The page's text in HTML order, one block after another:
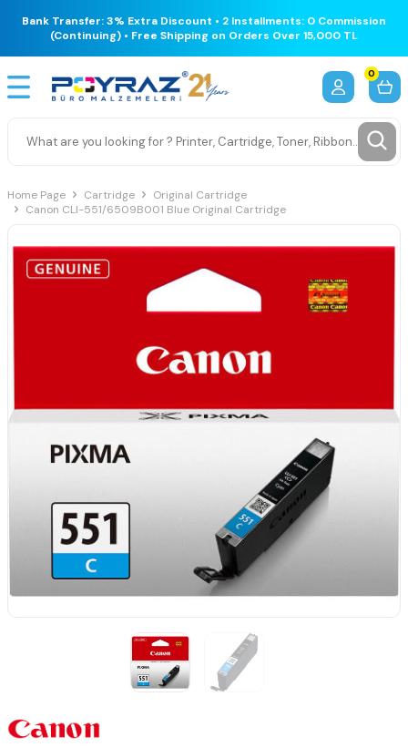
Bank Transfer: 3% Extra Discount • 2 Installments: 0 Commission
(Continuing) • Free Shipping on Orders Over 15,000 TL
0
Home Page Cartridge
Original Cartridge
Canon CLI-551/6509B001 Blue Original Cartridge